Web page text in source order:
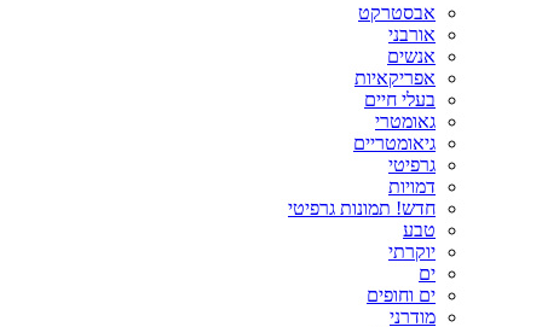
אבסטרקט
אורבני
אנשים
אפריקאיות
בעלי חיים
גאומטרי
גיאומטריים
גרפיטי
דמויות
חדש! תמונות גרפיטי
טבע
יוקרתי
ים
ים וחופים
מודרני